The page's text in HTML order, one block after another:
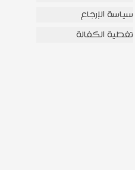
سياسة الإرجاع
تغطية الكفالة